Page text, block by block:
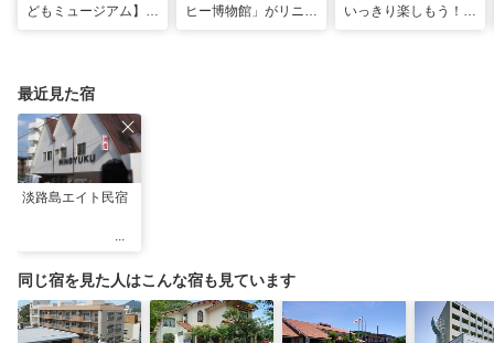
どもミュージアム】夏
ふき飛ばそう
ヒー博物館」がリニュ
いっきり楽しもう！関
最近見た宿
淡路島エイト民宿
同じ宿を見た人はこんな宿も見ています